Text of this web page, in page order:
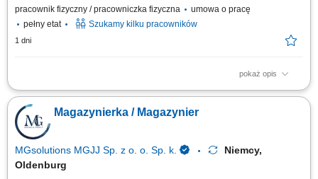
pracownik fizyczny / pracowniczka fizyczna
umowa o pracę
pełny etat
Szukamy kilku pracowników
1 dni
pokaż opis
Zakres obowiązków: Kompletowanie zamówień zgodnie z
zapotrzebowaniem magazynu. Układanie oraz przygotowywanie towarów
do dalszej wysyłki. Wykonywanie prostych prac magazynowych i
pomocniczych. Dbanie o porządek w miejscu pracy. Przestrzeganie
obowiązujących procedur i zasad bezpieczeństwa.
Magazynierka / Magazynier
MGsolutions MGJJ Sp. z o. o. Sp. k.
Niemcy,
Oldenburg